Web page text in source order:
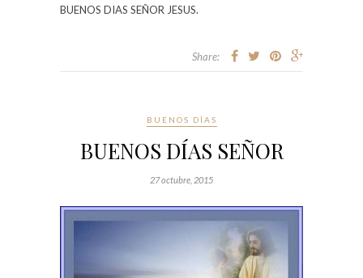
BUENOS DIAS SEÑOR JESUS.
Share:
BUENOS DÌAS
BUENOS DÍAS SEÑOR
27 octubre, 2015